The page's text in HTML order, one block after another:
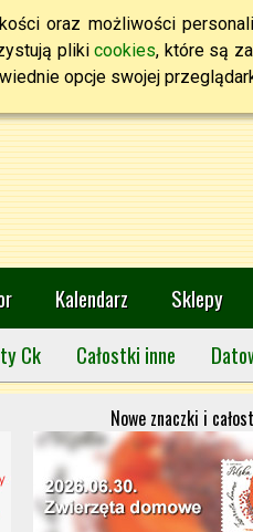
oraz możliwości
plikicookies, które są
opcje swojej
Kalendarz Sklepy
Ck Całostki inne
Nowe znaczki i